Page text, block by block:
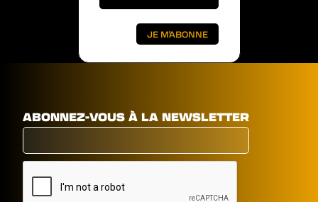
ABONNEZ-VOUS À LA NEWSLETTER